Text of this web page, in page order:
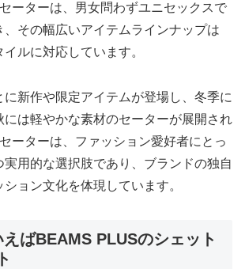
ーターは、男女問わずユニセックスで
、その幅広いアイテムラインナップは
ルに対応しています。
に新作や限定アイテムが登場し、冬季に
には軽やかな素材のセーターが展開され
ーターは、ファッション愛好者にとっ
実用的な選択肢であり、ブランドの独自
ョン文化を体現しています。
ばBEAMS PLUSのシェット